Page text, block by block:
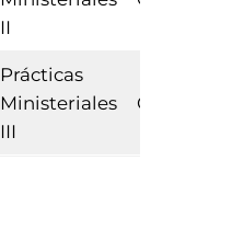
II
Prácticas
Ministeriales
III